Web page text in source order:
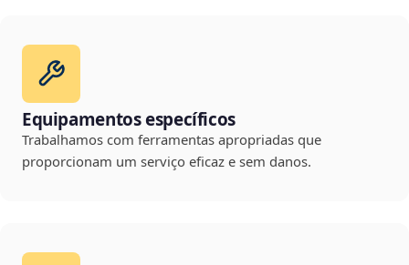
Equipamentos específicos
Trabalhamos com ferramentas apropriadas que
proporcionam um serviço eficaz e sem danos.